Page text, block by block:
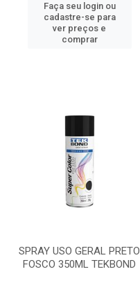
Faça seu login ou
cadastre-se para
ver preços e
comprar
SPRAY USO GERAL PRETO
FOSCO 350ML TEKBOND